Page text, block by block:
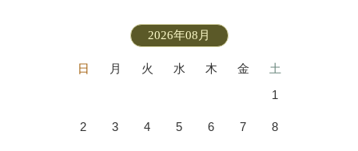
2026年08月
日 月 火 水 木 金
土
1
2 3 4 5 6 7 8